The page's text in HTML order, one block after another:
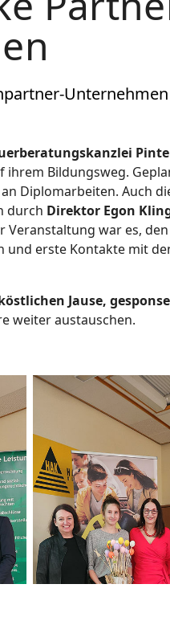
ihrem Bildungsweg.
Diplomarbeiten. Auch
durch Direktor Egon
Veranstaltung war es, den
und erste Kontakte mit
Jause,
weiter austauschen.